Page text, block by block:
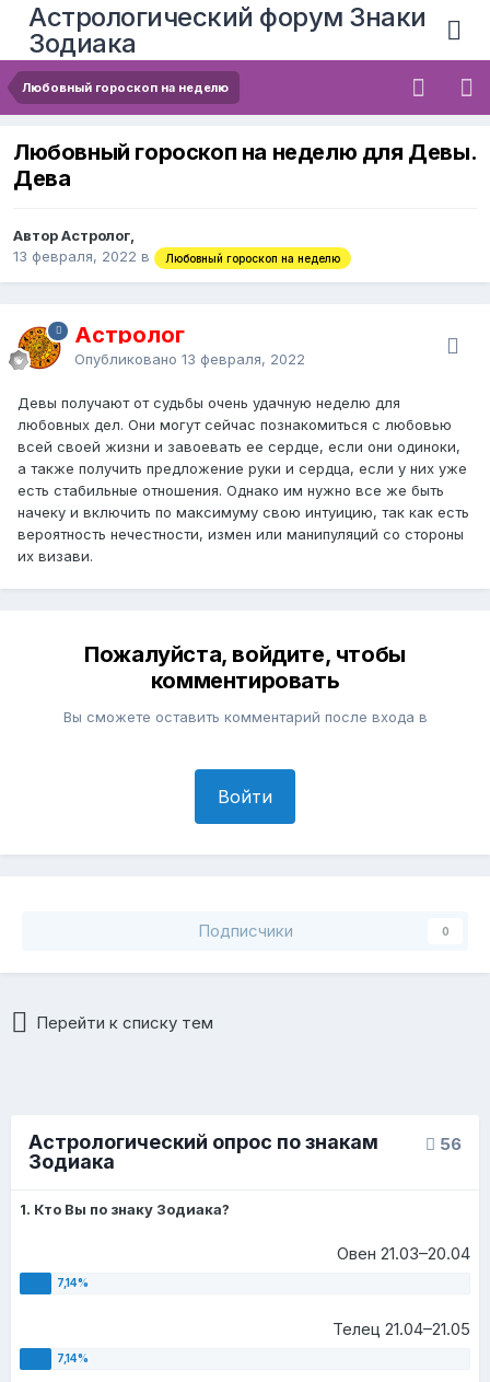
Астрологический форум Знаки
Зодиака
Любовный гороскоп на неделю
Любовный гороскоп на неделю для Девы.
Дева
Автор Астролог,
13 февраля, 2022 в Любовный гороскоп на неделю
Астролог
Опубликовано 13 февраля, 2022
Девы получают от судьбы очень удачную неделю для
любовных дел. Они могут сейчас познакомиться с любовью
всей своей жизни и завоевать ее сердце, если они одиноки,
а также получить предложение руки и сердца, если у них уже
есть стабильные отношения. Однако им нужно все же быть
начеку и включить по максимуму свою интуицию, так как есть
вероятность нечестности, измен или манипуляций со стороны
их визави.
Пожалуйста, войдите, чтобы
комментировать
Вы сможете оставить комментарий после входа в
Войти
Подписчики 0
Перейти к списку тем
56
Астрологический опрос по знакам
Зодиака
1. Кто Вы по знаку Зодиака?
Овен 21.03–20.04
Телец 21.04–21.05